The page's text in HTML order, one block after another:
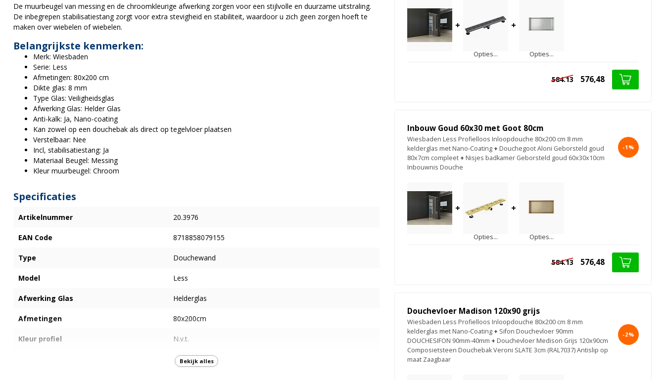
De muurbeugel van messing en de chroomkleurige afwerking zorgen voor een stijlvolle en duurzame uitstraling.
De inbegrepen stabilisatiestang zorgt voor extra stevigheid en stabiliteit, waardoor u zich geen zorgen hoeft te
maken over wiebelen of wiebelen.
Belangrijkste kenmerken:
Merk: Wiesbaden
Serie: Less
Afmetingen: 80x200 cm
Dikte glas: 8 mm
Type Glas: Veiligheidsglas
Afwerking Glas: Helder Glas
Anti-kalk: Ja, Nano-coating
Kan zowel op een douchebak als direct op tegelvloer plaatsen
Verstelbaar: Nee
Incl, stabilisatiestang: Ja
Materiaal Beugel: Messing
Kleur muurbeugel: Chroom
Specificaties
Artikelnummer 20.3976
EAN Code 8718858079155
Type Douchewand
Model Less
Afwerking Glas Helderglas
Afmetingen 80x200cm
Kleur profiel N.v.t.
Veiligheidsglas
Bekijk alles
+
Opties...
+
Opties...
584.13 576,48
Inbouw Goud 60x30 met Goot 80cm
Wiesbaden Less Profielloos Inloopdouche 80x200 cm 8 mm
kelderglas met Nano-Coating + Douchegoot Aloni Geborsteld goud
80x7cm compleet + Nisjes badkamer Geborsteld goud 60x30x10cm
Inbouwnis Douche
-1%
+
Opties...
+
Opties...
584.13 576,48
Douchevloer Madison 120x90 grijs
Wiesbaden Less Profielloos Inloopdouche 80x200 cm 8 mm
kelderglas met Nano-Coating + Sifon Douchevloer 90mm
DOUCHESIFON 90mm-40mm + Douchevloer Medison Grijs 120x90cm
Composietsteen Douchebak Veroni SLATE 3cm (RAL7037) Antislip op
maat Zaagbaar
-2%